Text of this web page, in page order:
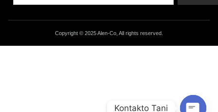
Copyright © 2025 Alen-Co, All rights reserved.
Kontakto Tani